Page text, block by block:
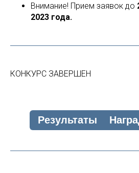
Внимание! Прием заявок до
2023 года.
КОНКУРС ЗАВЕРШЕН